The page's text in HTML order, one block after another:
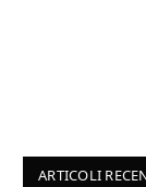
ARTICOLI